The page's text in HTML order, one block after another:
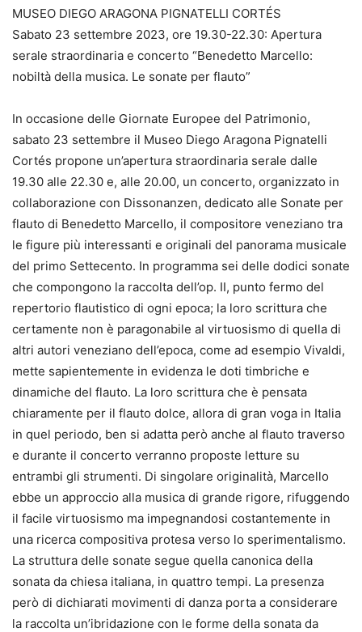
MUSEO DIEGO ARAGONA PIGNATELLI CORTÉS
Sabato 23 settembre 2023, ore 19.30-22.30: Apertura
serale straordinaria e concerto “Benedetto Marcello:
nobiltà della musica. Le sonate per flauto”
In occasione delle Giornate Europee del Patrimonio,
sabato 23 settembre il Museo Diego Aragona Pignatelli
Cortés propone un’apertura straordinaria serale dalle
19.30 alle 22.30 e, alle 20.00, un concerto, organizzato in
collaborazione con Dissonanzen, dedicato alle Sonate per
flauto di Benedetto Marcello, il compositore veneziano tra
le figure più interessanti e originali del panorama musicale
del primo Settecento. In programma sei delle dodici sonate
che compongono la raccolta dell’op. II, punto fermo del
repertorio flautistico di ogni epoca; la loro scrittura che
certamente non è paragonabile al virtuosismo di quella di
altri autori veneziano dell’epoca, come ad esempio Vivaldi,
mette sapientemente in evidenza le doti timbriche e
dinamiche del flauto. La loro scrittura che è pensata
chiaramente per il flauto dolce, allora di gran voga in Italia
in quel periodo, ben si adatta però anche al flauto traverso
e durante il concerto verranno proposte letture su
entrambi gli strumenti. Di singolare originalità, Marcello
ebbe un approccio alla musica di grande rigore, rifuggendo
il facile virtuosismo ma impegnandosi costantemente in
una ricerca compositiva protesa verso lo sperimentalismo.
La struttura delle sonate segue quella canonica della
sonata da chiesa italiana, in quattro tempi. La presenza
però di dichiarati movimenti di danza porta a considerare
la raccolta un’ibridazione con le forme della sonata da